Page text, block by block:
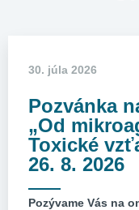
Pozvánka
„Od
Toxické
26. 8. 2026
Pozývame Vás na
30. júla 2026